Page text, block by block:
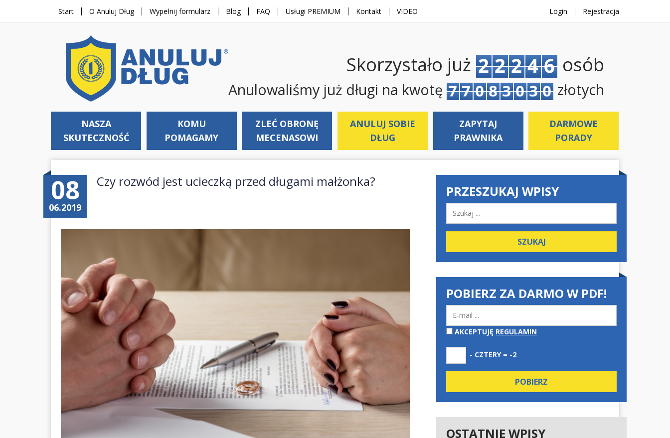
Start O Anuluj Dług Wypełnij formularz Blog FAQ Usługi PREMIUM Kontakt VIDEO Login Rejestracja
Skorzystało już osób
Anulowaliśmy już długi na kwotę złotych
NASZA
SKUTECZNOŚĆ
KOMU
POMAGAMY
ZLEĆ OBRONĘ
MECENASOWI
ANULUJ SOBIE
DŁUG
ZAPYTAJ
PRAWNIKA
DARMOWE
PORADY
08
06.2019
Czy rozwód jest ucieczką przed długami małżonka?
PRZESZUKAJ WPISY
POBIERZ ZA DARMO W PDF!
AKCEPTUJĘ REGULAMIN
- CZTERY = -2
OSTATNIE WPISY